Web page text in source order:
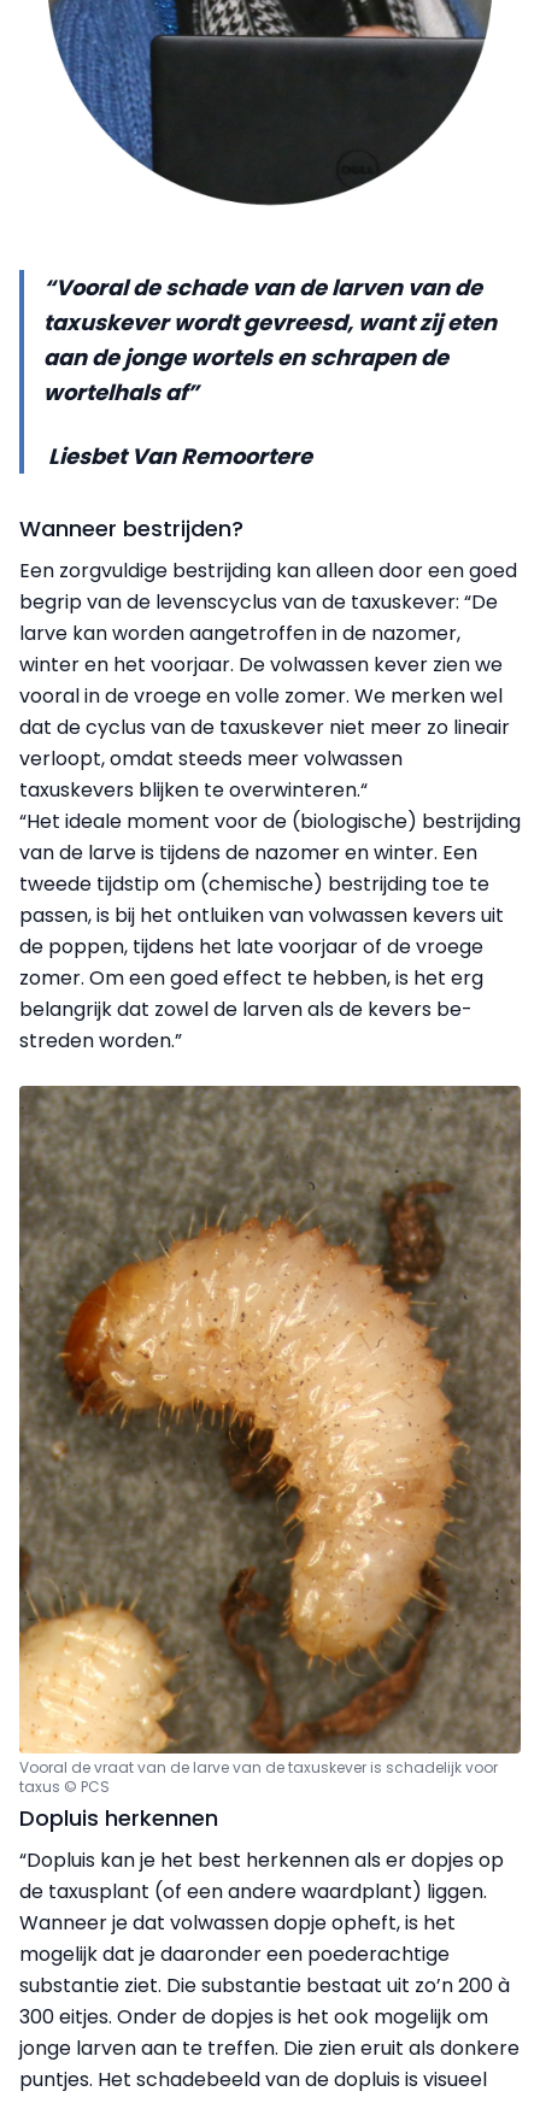
“Vooral de schade van de larven van de
taxuskever wordt gevreesd, want zij eten
aan de jonge wortels en schrapen de
wortelhals af”
Liesbet Van Remoortere
Wanneer bestrijden?
Een zorgvuldige bestrijding kan alleen door een goed
begrip van de levenscyclus van de taxuskever: “De
larve kan worden aangetroffen in de nazomer,
winter en het voorjaar. De volwassen kever zien we
vooral in de vroege en volle zomer. We merken wel
dat de cyclus van de taxuskever niet meer zo lineair
verloopt, omdat steeds meer volwassen
taxuskevers blijken te overwinteren.“
“Het ideale moment voor de (biologische) bestrijding
van de larve is tijdens de nazomer en winter. Een
tweede tijdstip om (chemische) bestrijding toe te
passen, is bij het ontluiken van volwassen kevers uit
de poppen, tijdens het late voorjaar of de vroege
zomer. Om een goed effect te hebben, is het erg
belangrijk dat zowel de larven als de kevers be­
streden worden.”
Vooral de vraat van de larve van de taxuskever is schadelijk voor
taxus © PCS
Dopluis herkennen
“Dopluis kan je het best herkennen als er dopjes op
de taxusplant (of een andere waardplant) liggen.
Wanneer je dat volwassen dopje opheft, is het
mogelijk dat je daaronder een poeder­achtige
substantie ziet. Die substantie bestaat uit zo’n 200 à
300 eitjes. Onder de dopjes is het ook mogelijk om
jonge larven aan te treffen. Die zien eruit als donkere
puntjes. Het schadebeeld van de dopluis is visueel